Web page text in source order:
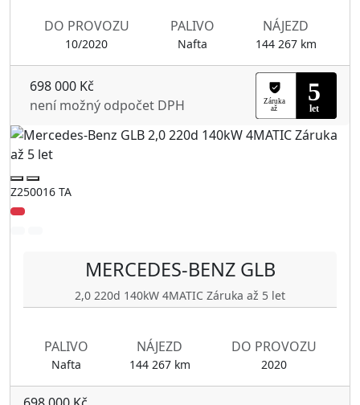
DO PROVOZU
10/2020
PALIVO
Nafta
NÁJEZD
144 267 km
698 000 Kč
není možný odpočet DPH
Z250016 TA
MERCEDES-BENZGLB
2,0 220d 140kW 4MATIC Záruka až 5 let
PALIVO
Nafta
NÁJEZD
144 267 km
DO PROVOZU
2020